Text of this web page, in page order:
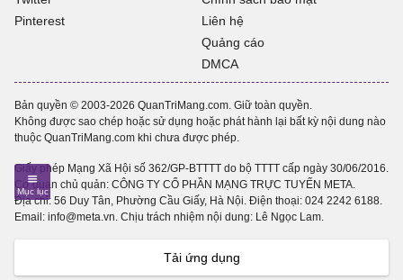
Pinterest
Liên hệ
Quảng cáo
DMCA
Bản quyền © 2003-2026 QuanTriMang.com. Giữ toàn quyền.
Không được sao chép hoặc sử dụng hoặc phát hành lại bất kỳ nội dung nào
thuộc QuanTriMang.com khi chưa được phép.
Giấy phép Mạng Xã Hội số 362/GP-BTTTT do bộ TTTT cấp ngày 30/06/2016.
Cơ quan chủ quản: CÔNG TY CỔ PHẦN MẠNG TRỰC TUYẾN META.
Địa chỉ: 56 Duy Tân, Phường Cầu Giấy, Hà Nội. Điện thoại: 024 2242 6188.
Email: info@meta.vn. Chịu trách nhiệm nội dung: Lê Ngọc Lam.
Tải ứng dụng